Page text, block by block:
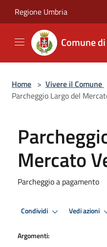
Regione Umbria
Comune
Home > Vivere il Comune
Parcheggio Largo del
Mercato
Parcheggio a pagamento
Condividi Vedi azioni
Argomenti: